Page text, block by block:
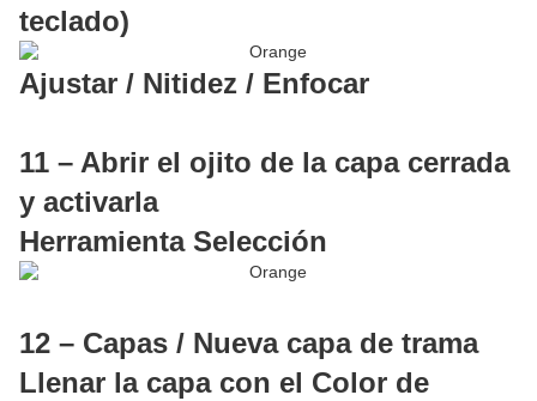
teclado)
Ajustar / Nitidez / Enfocar
11 – Abrir el ojito de la capa cerrada
y activarla
Herramienta Selección
12 – Capas / Nueva capa de trama
Llenar la capa con el Color de